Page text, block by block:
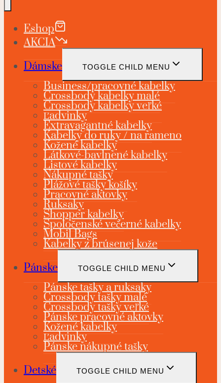
Eshop
AKCIA
Dámske
TOGGLE CHILD MENU
Business/pracovné kabelky
Crossbody kabelky malé
Crossbody kabelky veľké
Ľadvinky
Extravagantné kabelky
Kabelky do ruky / na rameno
Kožené kabelky
Látkové-bavlnené kabelky
Listové kabelky
Nákupné tašky
Plážové tašky košíky
Pracovné aktovky
Ruksaky
Shopper kabelky
Spoločenské večerné kabelky
Mobil Bags
Kabelky z brúsenej kože
Pánske
TOGGLE CHILD MENU
Pánske tašky a ruksaky
Crossbody tašky malé
Crossbody tašky veľké
Pánske pracovné aktovky
Kožené kabelky
Ľadvinky
Pánske nákupné tašky
Detské
TOGGLE CHILD MENU